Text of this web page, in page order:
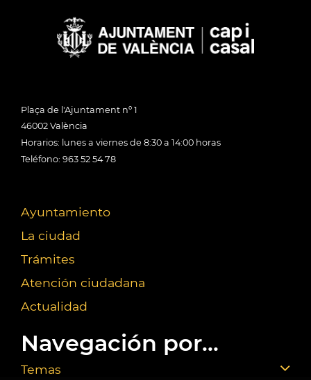
Plaça de l'Ajuntament nº 1
46002 València
Horarios: lunes a viernes de 8:30 a 14:00 horas
Teléfono: 963 52 54 78
Ayuntamiento
La ciudad
Trámites
Atención ciudadana
Actualidad
Navegación por...
Temas